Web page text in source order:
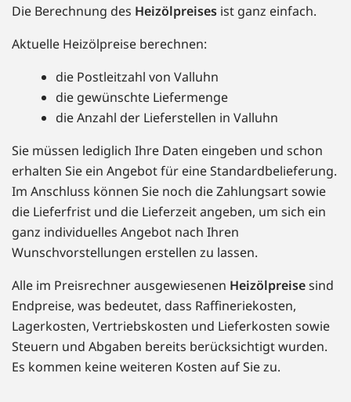
Die Berechnung des Heizölpreises ist ganz einfach.
Aktuelle Heizölpreise berechnen:
die Postleitzahl von Valluhn
die gewünschte Liefermenge
die Anzahl der Lieferstellen in Valluhn
Sie müssen lediglich Ihre Daten eingeben und schon
erhalten Sie ein Angebot für eine Standardbelieferung.
Im Anschluss können Sie noch die Zahlungsart sowie
die Lieferfrist und die Lieferzeit angeben, um sich ein
ganz individuelles Angebot nach Ihren
Wunschvorstellungen erstellen zu lassen.
Alle im Preisrechner ausgewiesenen Heizölpreisesind
Endpreise, was bedeutet, dass Raffineriekosten,
Lagerkosten, Vertriebskosten und Lieferkosten sowie
Steuern und Abgaben bereits berücksichtigt wurden.
Es kommen keine weiteren Kosten auf Sie zu.